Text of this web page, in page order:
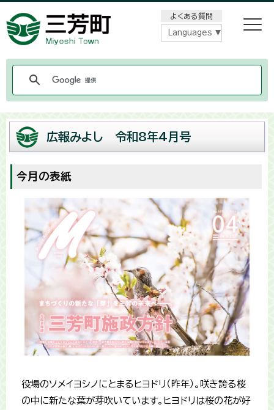
よくある質問
Languages
広報みよし 令和8年4月号
今月の表紙
役場のソメイヨシノにとまるヒヨドリ（昨年）。咲き誇る桜
の中に新たな葉が芽吹いています。ヒヨドリは桜の花が好